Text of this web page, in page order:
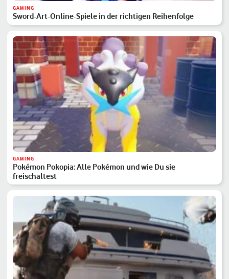
GAMING
Sword-Art-Online-Spiele in der richtigen Reihenfolge
GAMING
Pokémon Pokopia: Alle Pokémon und wie Du sie
freischaltest